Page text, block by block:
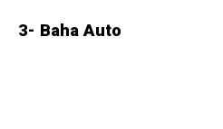
3- Baha Auto